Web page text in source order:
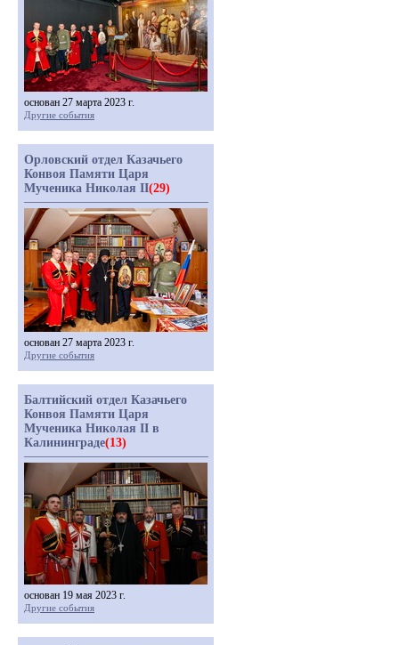
основан 27 марта 2023 г.
Другие события
Орловский отдел Казачьего
Конвоя Памяти Царя
Мученика Николая II(29)
основан 27 марта 2023 г.
Другие события
Балтийский отдел Казачьего
Конвоя Памяти Царя
Мученика Николая II в
Калининграде(13)
основан 19 мая 2023 г.
Другие события